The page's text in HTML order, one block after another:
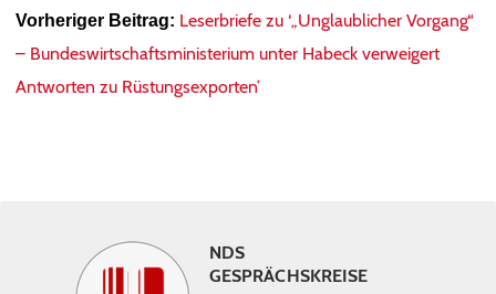
Vorheriger Beitrag: Leserbriefe zu ‘„Unglaublicher Vorgang“
– Bundeswirtschaftsministerium unter Habeck verweigert
Antworten zu Rüstungsexporten’
NDS
GESPRÄCHSKREISE